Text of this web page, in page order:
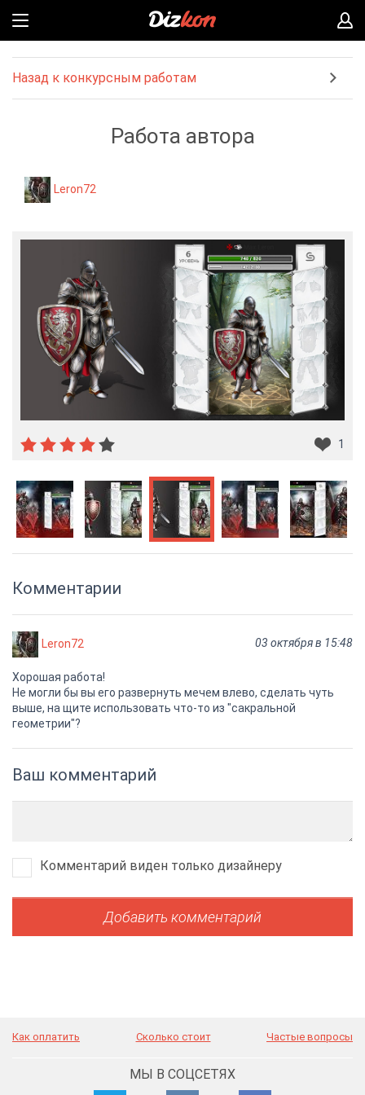
Назад к конкурсным работам
Работа автора
Leron72
1
Комментарии
03 октября в 15:48
Leron72
Хорошая работа!
Не могли бы вы его развернуть мечем влево, сделать чуть
выше, на щите использовать что-то из "сакральной
геометрии"?
Ваш комментарий
Комментарий виден только дизайнеру
Как оплатить Сколько стоит Частые вопросы
МЫ В СОЦСЕТЯХ